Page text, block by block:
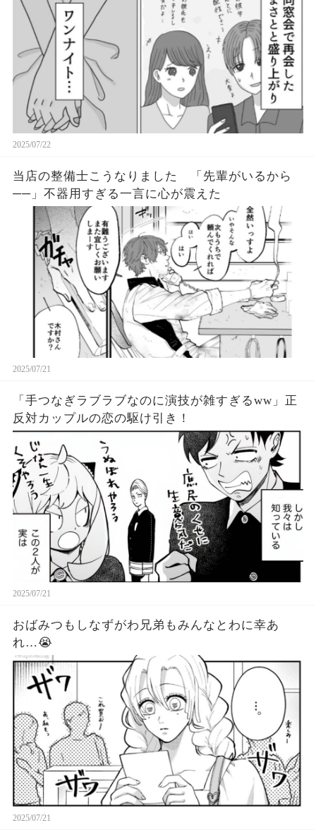
2025/07/22
当店の整備士こうなりました 「先輩がいるから
──」不器用すぎる一言に心が震えた
2025/07/21
「手つなぎラブラブなのに演技が雑すぎるww」正
反対カップルの恋の駆け引き！
2025/07/21
おばみつもしなずがわ兄弟もみんなとわに幸あ
れ…😭
2025/07/21